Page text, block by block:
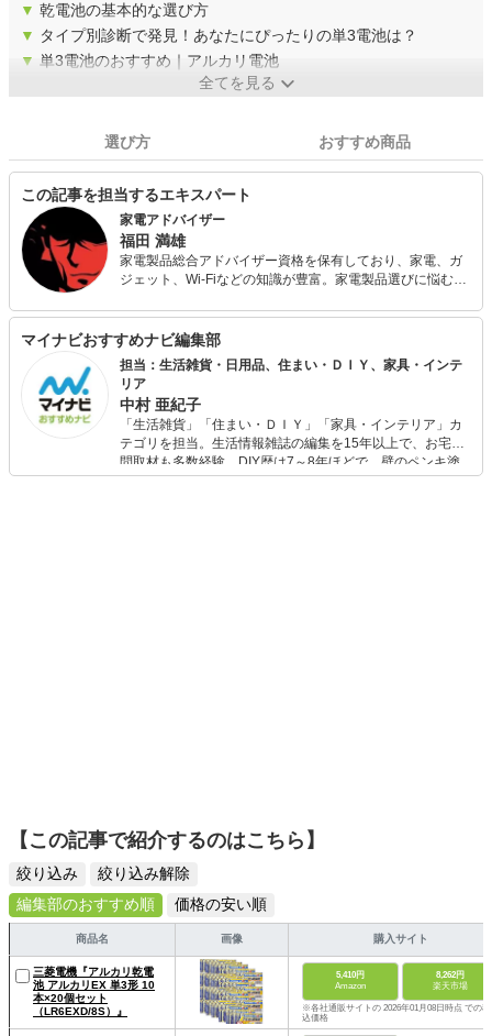
▼ 乾電池の基本的な選び方
▼ タイプ別診断で発見！あなたにぴったりの単3電池は？
▼ 単3電池のおすすめ｜アルカリ電池
全てを見る
選び方 おすすめ商品
この記事を担当するエキスパート
家電アドバイザー
福田 満雄
家電製品総合アドバイザー資格を保有しており、家電、ガ
ジェット、Wi-Fiなどの知識が豊富。家電製品選びに悩む方
る。冷蔵庫から最新スマホやガジェットまで、多彩な家電
製品の情報に精通。
マイナビおすすめナビ編集部
担当：生活雑貨・日用品、住まい・ＤＩＹ、家具・インテ
リア
中村 亜紀子
「生活雑貨」「住まい・ＤＩＹ」「家具・インテリア」カ
テゴリを担当。生活情報雑誌の編集を15年以上で、お宅訪
問取材も多数経験。DIY歴は7～8年ほどで、壁のペンキ塗
りや壁紙チェンジなどもチャレンジ済み。初心者でもモノ
【この記事で紹介するのはこちら】
絞り込み
絞り込み解除
編集部のおすすめ順
価格の安い順
商品名 画像 購入サイト
三菱電機『アルカリ乾電
池 アルカリEX 単3形 10
本×20個セット
（LR6EXD/8S）』
5,410円
Amazon
8,262円
楽天市場
※各社通販サイトの 2026年01月08日時点 での税
込価格